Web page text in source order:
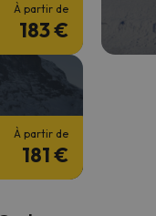
À partir de
183 €
À partir de
181 €